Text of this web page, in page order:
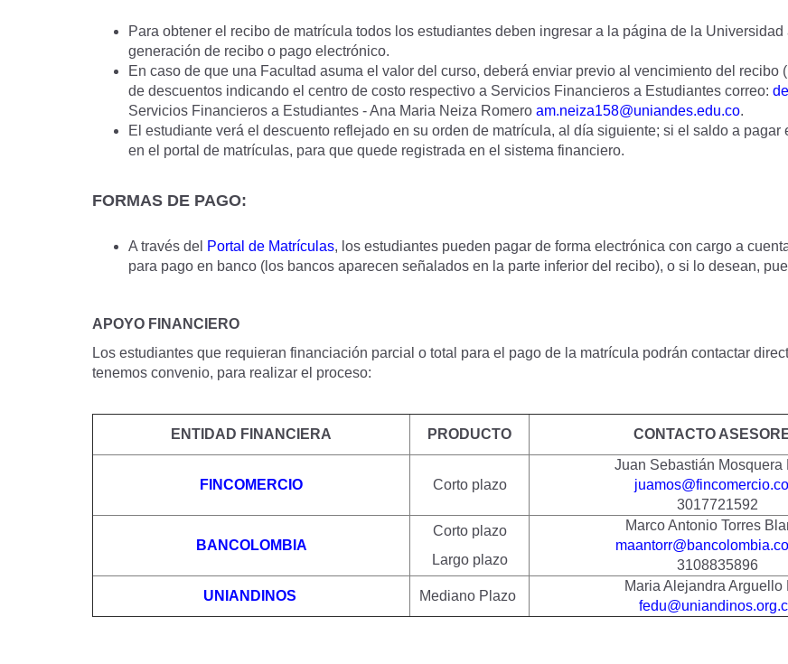
Para obtener el recibo de matrícula todos los estudiantes deben ingresar a la página de la Universidad
generación de recibo o pago electrónico.
En caso de que una Facultad asuma el valor del curso, deberá enviar previo al vencimiento del
de descuentos indicando el centro de costo respectivo a Servicios Financieros a Estudiantes correo:
Servicios Financieros a Estudiantes - Ana Maria Neiza Romero am.neiza158@uniandes.edu.co.
El estudiante verá el descuento reflejado en su orden de matrícula, al día siguiente; si el saldo a
en el portal de matrículas, para que quede registrada en el sistema financiero.
FORMAS DE PAGO:
A través del Portal de Matrículas, los estudiantes pueden pagar de forma electrónica con cargo a
para pago en banco (los bancos aparecen señalados en la parte inferior del recibo), o si lo desean,
APOYO FINANCIERO
Los estudiantes que requieran financiación parcial o total para el pago de la matrícula podrán contactar
tenemos convenio, para realizar el proceso:
ENTIDAD FINANCIERA PRODUCTO CONTACTO
FINCOMERCIO Corto plazo
Juan Sebastián Mosquera
3017721592
BANCOLOMBIA
Corto plazo
Largo plazo
Marco Antonio Torres
3108835896
UNIANDINOS
Mediano Plazo
Maria Alejandra Arguello